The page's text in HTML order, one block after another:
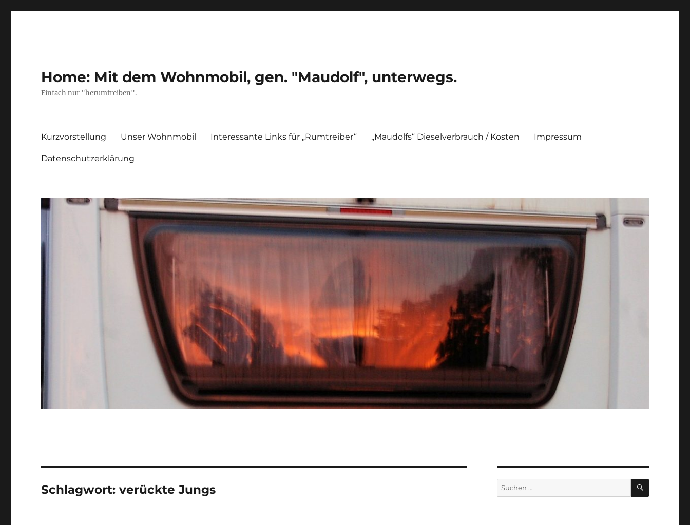
Home: Mit dem Wohnmobil, gen. "Maudolf", unterwegs.
Einfach nur "herumtreiben".
Kurzvorstellung Unser Wohnmobil Interessante Links für „Rumtreiber“ „Maudolfs“ Dieselverbrauch / Kosten Impressum
Datenschutzerklärung
Schlagwort:verückte Jungs
Suchen
nach:
SUCHEN